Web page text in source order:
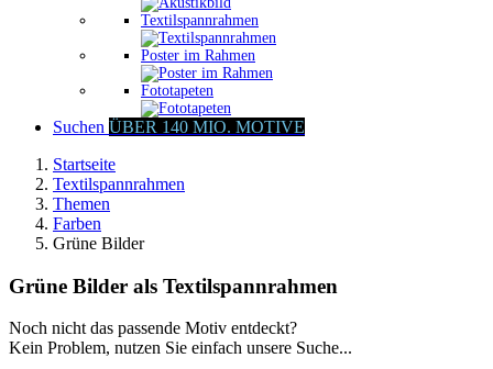
Textilspannrahmen
Poster im Rahmen
Fototapeten
Suchen ÜBER 140 MIO. MOTIVE
Startseite
Textilspannrahmen
Themen
Farben
Grüne Bilder
Grüne Bilder als Textilspannrahmen
Noch nicht das passende Motiv entdeckt?
Kein Problem, nutzen Sie einfach unsere Suche...